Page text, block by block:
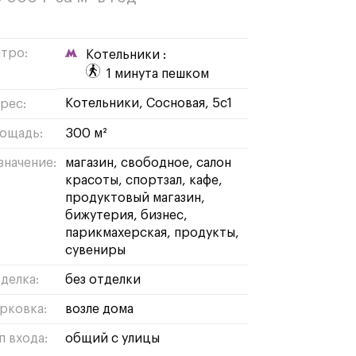
Котельники :
1 минута пешком
Котельники, Сосновая, 5с1
300 м²
магазин свободное салон
красоты спортзал
кафе
продуктовый магазин
бижутерия бизнес
парикмахерская
продукты
сувениры
без отделки
возле дома
входа: общий с улицы